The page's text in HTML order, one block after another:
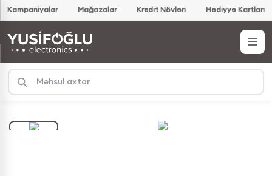
Kampaniyalar Mağazalar Kredit Növləri Hədiyyə Kartları